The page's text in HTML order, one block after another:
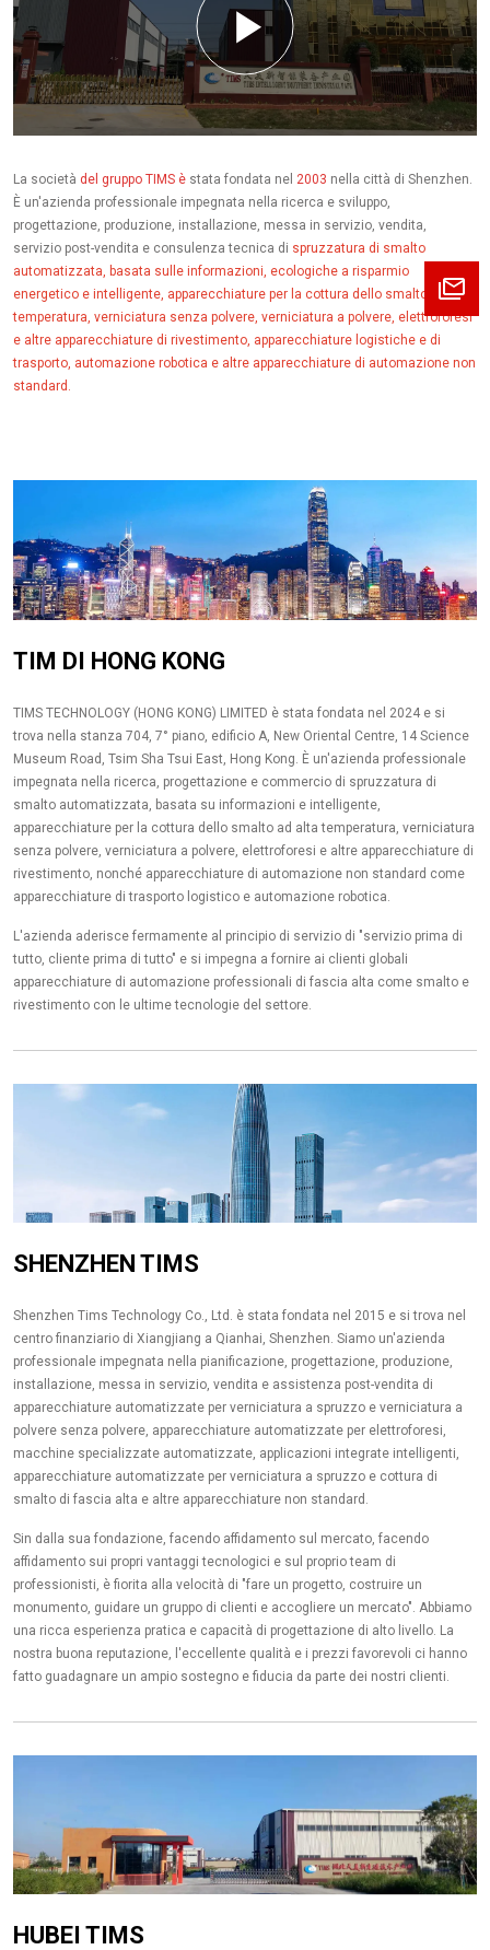
La società del gruppo TIMS è stata fondata nel 2003 nella città di Shenzhen.
È un'azienda professionale impegnata nella ricerca e sviluppo,
progettazione, produzione, installazione, messa in servizio, vendita,
servizio post-vendita e consulenza tecnica di spruzzatura di smalto
automatizzata, basata sulle informazioni, ecologiche a risparmio
energetico e intelligente, apparecchiature per la cottura dello smalto ad alta
temperatura, verniciatura senza polvere, verniciatura a polvere, elettroforesi
e altre apparecchiature di rivestimento, apparecchiature logistiche e di
trasporto, automazione robotica e altre apparecchiature di automazione non
standard.
TIM DI HONG KONG
TIMS TECHNOLOGY (HONG KONG) LIMITED è stata fondata nel 2024 e si
trova nella stanza 704, 7° piano, edificio A, New Oriental Centre, 14 Science
Museum Road, Tsim Sha Tsui East, Hong Kong. È un'azienda professionale
impegnata nella ricerca, progettazione e commercio di spruzzatura di
smalto automatizzata, basata su informazioni e intelligente,
apparecchiature per la cottura dello smalto ad alta temperatura, verniciatura
senza polvere, verniciatura a polvere, elettroforesi e altre apparecchiature di
rivestimento, nonché apparecchiature di automazione non standard come
apparecchiature di trasporto logistico e automazione robotica.
L'azienda aderisce fermamente al principio di servizio di "servizio prima di
tutto, cliente prima di tutto" e si impegna a fornire ai clienti globali
apparecchiature di automazione professionali di fascia alta come smalto e
rivestimento con le ultime tecnologie del settore.
SHENZHEN TIMS
Shenzhen Tims Technology Co., Ltd. è stata fondata nel 2015 e si trova nel
centro finanziario di Xiangjiang a Qianhai, Shenzhen. Siamo un'azienda
professionale impegnata nella pianificazione, progettazione, produzione,
installazione, messa in servizio, vendita e assistenza post-vendita di
apparecchiature automatizzate per verniciatura a spruzzo e verniciatura a
polvere senza polvere, apparecchiature automatizzate per elettroforesi,
macchine specializzate automatizzate, applicazioni integrate intelligenti,
apparecchiature automatizzate per verniciatura a spruzzo e cottura di
smalto di fascia alta e altre apparecchiature non standard.
Sin dalla sua fondazione, facendo affidamento sul mercato, facendo
affidamento sui propri vantaggi tecnologici e sul proprio team di
professionisti, è fiorita alla velocità di "fare un progetto, costruire un
monumento, guidare un gruppo di clienti e accogliere un mercato". Abbiamo
una ricca esperienza pratica e capacità di progettazione di alto livello. La
nostra buona reputazione, l'eccellente qualità e i prezzi favorevoli ci hanno
fatto guadagnare un ampio sostegno e fiducia da parte dei nostri clienti.
HUBEI TIMS